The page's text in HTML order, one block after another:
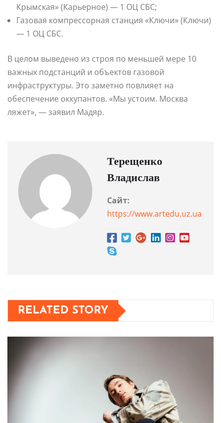
Крымская» (Карьерное) — 1 ОЦ СБС;
Газовая компрессорная станция «Ключи» (Ключи)
— 1 ОЦ СБС.
В целом выведено из строя по меньшей мере 10
важных подстанций и объектов газовой
инфраструктуры. Это заметно повлияет на
обеспечение оккупантов. «Мы устоим. Москва
ляжет», — заявил Мадяр.
Терещенко
Владислав
Сайт:
https://www.artedu.uz.ua
RELATED STORY